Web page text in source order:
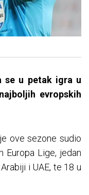
se u petak igra u
evropskih
ove sezone sudio
Europa Lige, jedan
i UAE, te 18 u